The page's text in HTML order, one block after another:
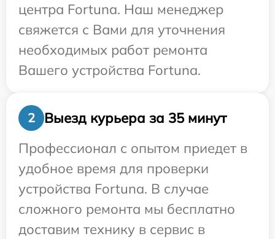
центра Fortuna. Наш менеджер
свяжется с Вами для уточнения
необходимых работ ремонта
Вашего устройства Fortuna.
2
Выезд курьера за 35 минут
Профессионал с опытом приедет в
удобное время для проверки
устройства Fortuna. В случае
сложного ремонта мы бесплатно
доставим технику в сервис в